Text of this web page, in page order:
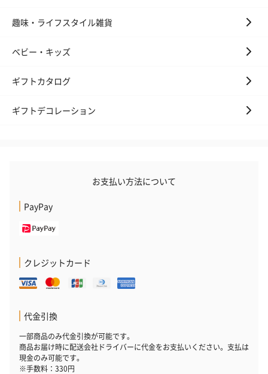
趣味・ライフスタイル雑貨
ベビー・キッズ
ギフトカタログ
ギフトデコレーション
お支払い方法について
PayPay
クレジットカード
代金引換
一部商品のみ代金引換が可能です。
商品お届け時に配送会社ドライバーに代金をお支払いください。支払は
現金のみ可能です。
※手数料：330円